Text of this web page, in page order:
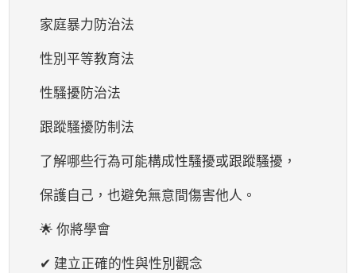
家庭暴力防治法
性別平等教育法
性騷擾防治法
跟蹤騷擾防制法
了解哪些行為可能構成性騷擾或跟蹤騷擾，
保護自己，也避免無意間傷害他人。
🌟 你將學會
✔ 建立正確的性與性別觀念